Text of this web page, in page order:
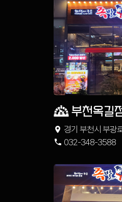
부천옥길
경기 부천시 부광
032-348-3588